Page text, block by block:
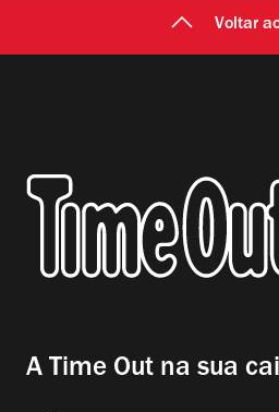
Voltar
A Time Out na sua